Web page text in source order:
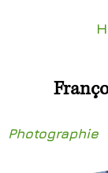
Photographie